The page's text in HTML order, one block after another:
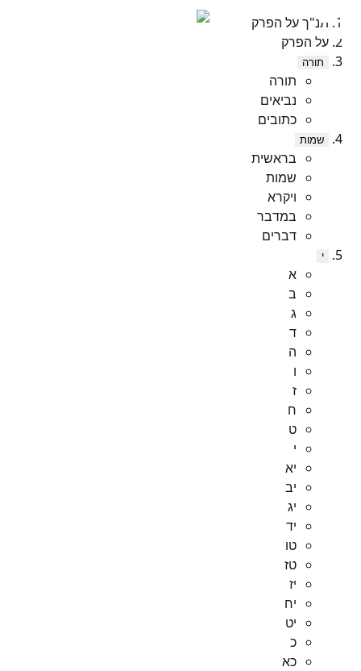
תנ"ך על הפרק
על הפרק
תורה
תורה
נביאים
כתובים
שמות
בראשית
שמות
ויקרא
במדבר
דברים
י
א
ב
ג
ד
ה
ו
ז
ח
ט
י
יא
יב
יג
יד
טו
טז
יז
יח
יט
כ
כא